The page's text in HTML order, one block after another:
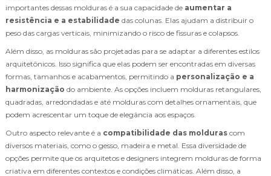
importantes dessas molduras é a sua capacidade de aumentar a
resistência e a estabilidade das colunas. Elas ajudam a distribuir o
peso das cargas verticais, minimizando o risco de fissuras e colapsos.
Além disso, as molduras são projetadas para se adaptar a diferentes estilos
arquitetônicos. Isso significa que elas podem ser encontradas em diversas
formas, tamanhos e acabamentos, permitindo a personalização e a
harmonização do ambiente. As opções incluem molduras retangulares,
quadradas, arredondadas e até molduras com detalhes ornamentais, que
podem acrescentar um toque de elegância aos espaços.
Outro aspecto relevante é a compatibilidade das molduras com
diversos materiais, como o gesso, madeira e metal. Essa diversidade de
opções permite que os arquitetos e designers integrem molduras de forma
criativa em diferentes contextos e condições climáticas. Além disso, a